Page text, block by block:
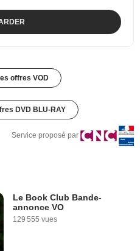
offres VOD
DVD BLU-RAY
Service proposé par
Le Book Club Bande-
annonce VO
129 555 vues